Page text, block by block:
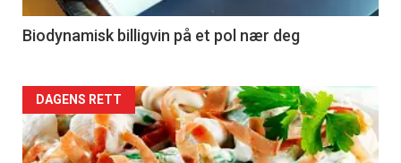
4
Biodynamisk billigvin på et pol nær deg
Forsiden
akkurat
DAGENS RETT